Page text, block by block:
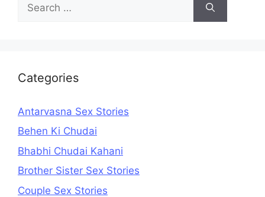
for:
Categories
Antarvasna Sex Stories
Behen Ki Chudai
Bhabhi Chudai Kahani
Brother Sister Sex Stories
Couple Sex Stories